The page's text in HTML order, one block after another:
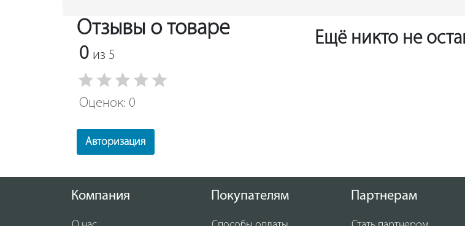
Отзывы о товаре
0 из 5
Оценок: 0
Авторизация
Ещё никто не
Компания Покупателям Партнерам